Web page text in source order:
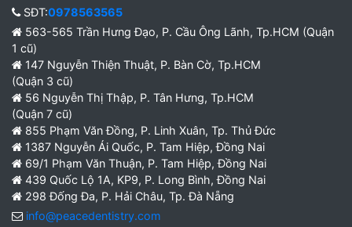
SĐT:0978563565
563-565 Trần Hưng Đạo, P. Cầu Ông Lãnh, Tp.HCM (Quận
1 cũ)
147 Nguyễn Thiện Thuật, P. Bàn Cờ, Tp.HCM
(Quận 3 cũ)
56 Nguyễn Thị Thập, P. Tân Hưng, Tp.HCM
(Quận 7 cũ)
855 Phạm Văn Đồng, P. Linh Xuân, Tp. Thủ Đức
1387 Nguyễn Ái Quốc, P. Tam Hiệp, Đồng Nai
69/1 Phạm Văn Thuận, P. Tam Hiệp, Đồng Nai
439 Quốc Lộ 1A, KP9, P. Long Bình, Đồng Nai
298 Đống Đa, P. Hải Châu, Tp. Đà Nẵng
info@peacedentistry.com